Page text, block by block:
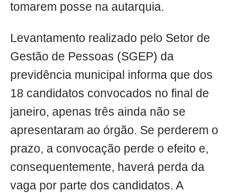
tomarem posse na autarquia.
Levantamento realizado pelo Setor de
Gestão de Pessoas (SGEP) da
previdência municipal informa que dos
18 candidatos convocados no final de
janeiro, apenas três ainda não se
apresentaram ao órgão. Se perderem o
prazo, a convocação perde o efeito e,
consequentemente, haverá perda da
vaga por parte dos candidatos. A